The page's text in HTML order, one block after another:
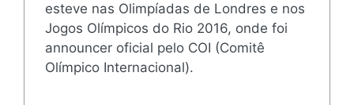
esteve nas Olimpíadas de Londres e nos
Jogos Olímpicos do Rio 2016, onde foi
announcer oficial pelo COI (Comitê
Olímpico Internacional).